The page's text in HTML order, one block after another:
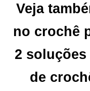
Veja
no crochê
2
de